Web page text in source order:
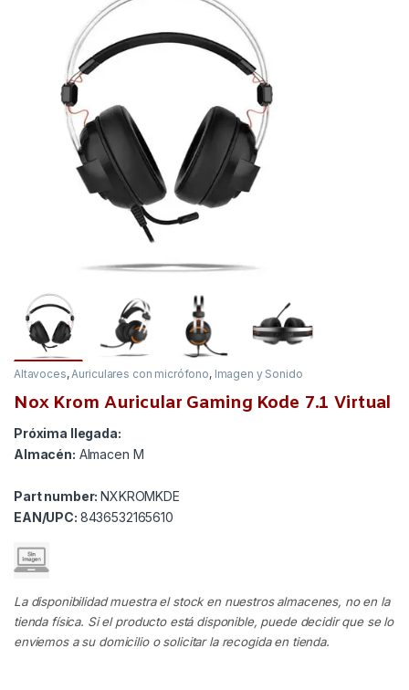
Altavoces,Auriculares con micrófono, Imagen y Sonido
Nox Krom Auricular Gaming Kode 7.1 Virtual
Próxima llegada:
Almacén: Almacen M
Part number: NXKROMKDE
EAN/UPC: 8436532165610
La disponibilidad muestra el stock en nuestros almacenes, no en la
tienda física. Si el producto está disponible, puede decidir que se lo
enviemos a su domicilio o solicitar la recogida en tienda.